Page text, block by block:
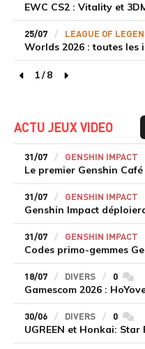
EWC CS2 : Vitality et
25/07 LEAGUE OF
Worlds 2026 : toutes les
page précédente
1/8
page suivante
ACTU JEUX VIDEO
31/07 GENSHIN IMPACT
31/07 GENSHIN IMPACT
31/07 GENSHIN IMPACT
18/07 DIVERS 0
30/06 DIVERS 0